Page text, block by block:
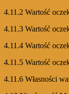
4.11.2 Wartość
4.11.3 Wartość
4.11.4 Wartość
4.11.5 Wartość
4.11.6 Własności